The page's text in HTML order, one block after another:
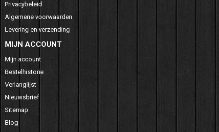
Privacybeleid
Algemene voorwaarden
Levering en verzending
MIJN ACCOUNT
Mijn account
Bestelhistorie
Verlanglijst
Nieuwsbrief
Sitemap
Blog